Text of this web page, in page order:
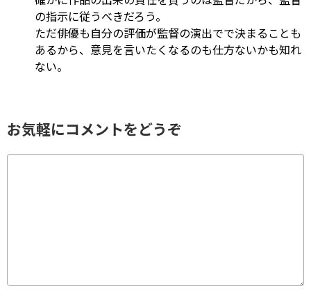
の指示に従うべきだろう。
ただ俳優も自分の評価が監督の演出でで決まることも
あるから、意見を言いたくなるのも仕方ないかも知れ
ない。
お気軽にコメントをどうぞ